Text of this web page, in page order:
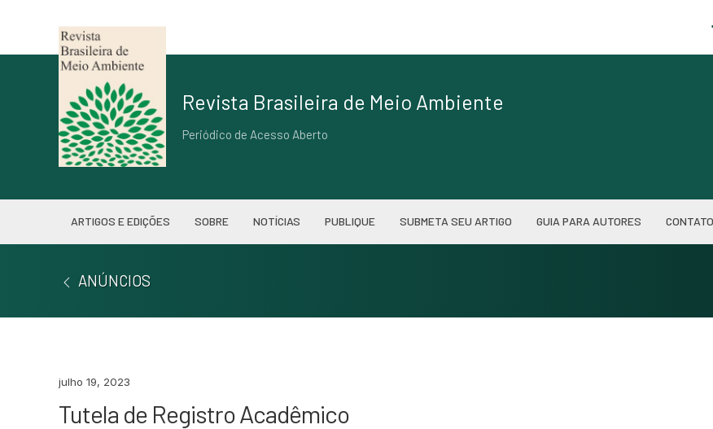
Revista Brasileira de Meio Ambiente
Periódico de Acesso Aberto
ARTIGOS E EDIÇÕES SOBRE NOTÍCIAS PUBLIQUE SUBMETA SEU ARTIGO GUIA PARA AUTORES CONTATO
ANÚNCIOS
julho 19, 2023
Tutela de Registro Acadêmico